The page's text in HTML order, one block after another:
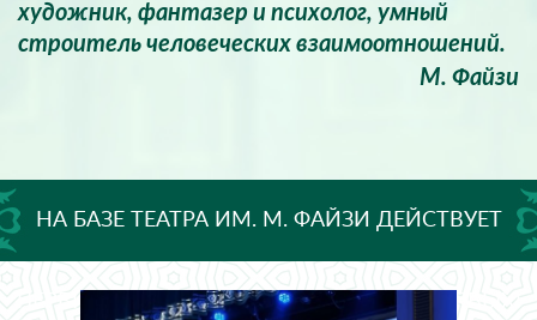
художник, фантазер и психолог, умный
строитель человеческих взаимоотношений.
М. Файзи
НА БАЗЕ ТЕАТРА ИМ. М. ФАЙЗИ ДЕЙСТВУЕТ
ПЕРВИЧНОЕ ОТДЕЛЕНИЕ ДВИЖЕНИЯ ПЕРВЫХ!